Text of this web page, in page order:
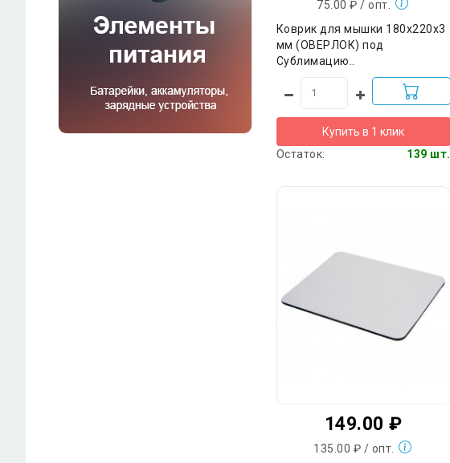
75.00 ₽ / опт.
Коврик для мышки 180х220х3
мм (ОВЕРЛОК) под
Сублимацию..
Купить в 1 клик
Остаток:
139 шт.
149.00 ₽
135.00 ₽ / опт.